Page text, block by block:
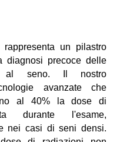
rappresenta un pilastro
diagnosi precoce delle
al seno. Il nostro
avanzate che
al 40% la dose di
durante l'esame,
nei casi di seni densi.